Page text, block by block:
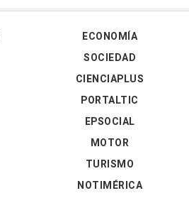
ECONOMÍA
SOCIEDAD
CIENCIAPLUS
PORTALTIC
EPSOCIAL
MOTOR
TURISMO
NOTIMÉRICA